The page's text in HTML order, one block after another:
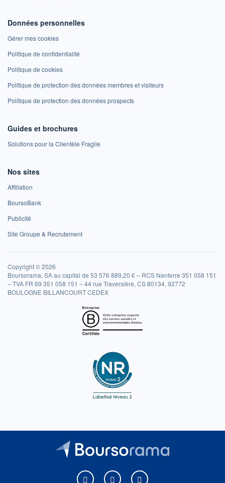
Données personnelles
Gérer mes cookies
Politique de confidentialité
Politique de cookies
Politique de protection des données membres et visiteurs
Politique de protection des données prospects
Guides et brochures
Solutions pour la Clientèle Fragile
Nos sites
Affiliation
BoursoBank
Publicité
Site Groupe & Recrutement
Copyright © 2026
Boursorama, SA au capital de 53 576 889,20 € – RCS Nanterre 351 058 151
– TVA FR 69 351 058 151 – 44 rue Traversière, CS 80134, 92772
BOULOGNE BILLANCOURT CEDEX
Boursorama sur Facebook
Boursorama sur XBoursorama sur